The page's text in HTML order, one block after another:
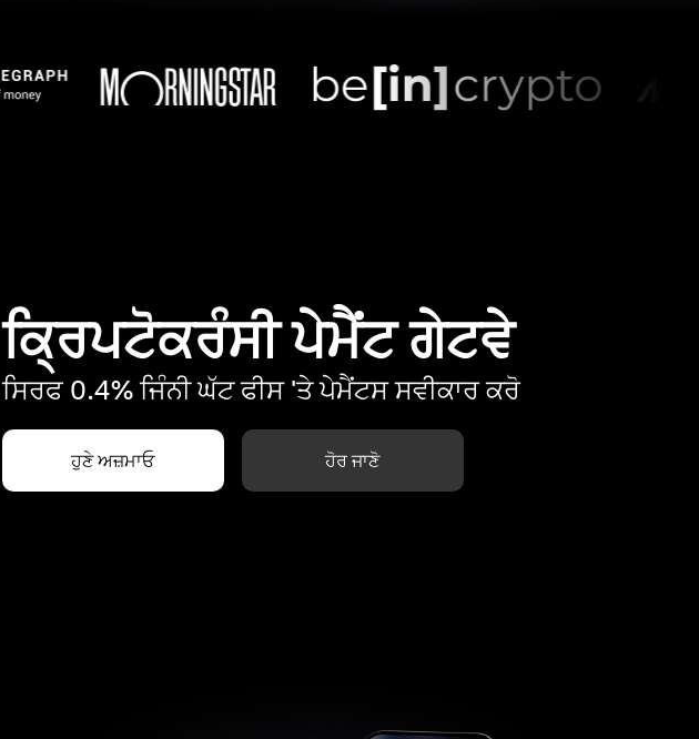
ਕ੍ਰਿਪਟੋਕਰੰਸੀ ਪੇਮੈਂਟ ਗੇਟਵੇ
ਸਿਰਫ 0.4% ਜਿੰਨੀ ਘੱਟ ਫੀਸ 'ਤੇ ਪੇਮੈਂਟਸ ਸਵੀਕਾਰ ਕਰੋ
ਹੁਣੇ ਅਜ਼ਮਾਓ ਹੋਰ ਜਾਣੋ